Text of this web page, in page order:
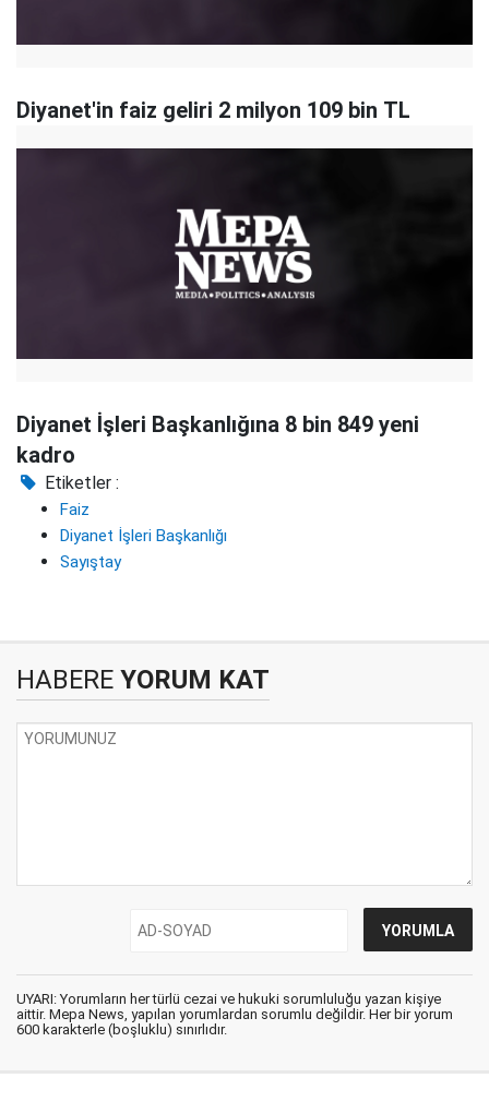
Diyanet'in faiz geliri 2 milyon 109 bin TL
Diyanet İşleri Başkanlığına 8 bin 849 yeni
kadro
Etiketler :
Faiz
Diyanet İşleri Başkanlığı
Sayıştay
HABERE YORUM KAT
UYARI: Yorumların her türlü cezai ve hukuki sorumluluğu yazan kişiye
aittir. Mepa News, yapılan yorumlardan sorumlu değildir. Her bir yorum
600 karakterle (boşluklu) sınırlıdır.